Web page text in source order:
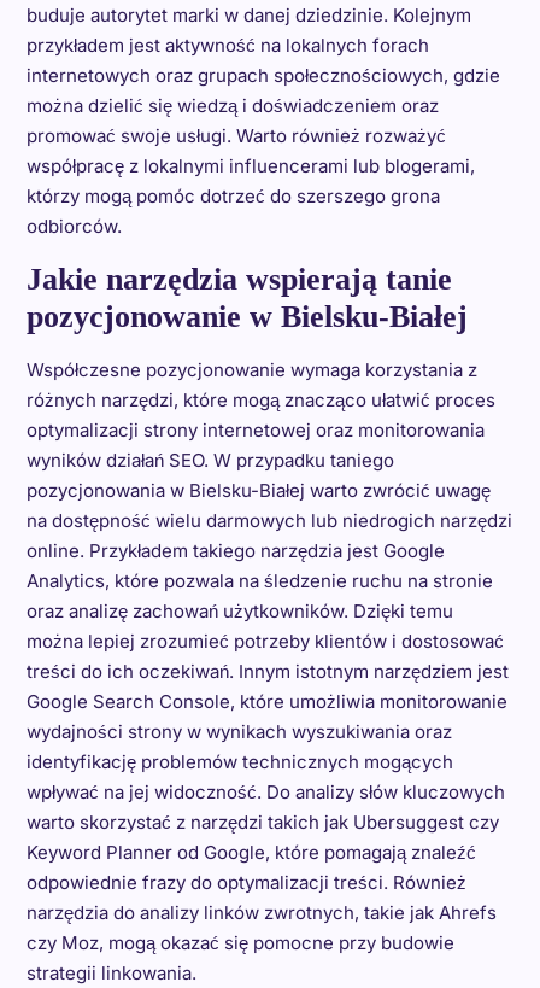
buduje autorytet marki w danej dziedzinie. Kolejnym
przykładem jest aktywność na lokalnych forach
internetowych oraz grupach społecznościowych, gdzie
można dzielić się wiedzą i doświadczeniem oraz
promować swoje usługi. Warto również rozważyć
współpracę z lokalnymi influencerami lub blogerami,
którzy mogą pomóc dotrzeć do szerszego grona
odbiorców.
Jakie narzędzia wspierają tanie
pozycjonowanie w Bielsku-Białej
Współczesne pozycjonowanie wymaga korzystania z
różnych narzędzi, które mogą znacząco ułatwić proces
optymalizacji strony internetowej oraz monitorowania
wyników działań SEO. W przypadku taniego
pozycjonowania w Bielsku-Białej warto zwrócić uwagę
na dostępność wielu darmowych lub niedrogich narzędzi
online. Przykładem takiego narzędzia jest Google
Analytics, które pozwala na śledzenie ruchu na stronie
oraz analizę zachowań użytkowników. Dzięki temu
można lepiej zrozumieć potrzeby klientów i dostosować
treści do ich oczekiwań. Innym istotnym narzędziem jest
Google Search Console, które umożliwia monitorowanie
wydajności strony w wynikach wyszukiwania oraz
identyfikację problemów technicznych mogących
wpływać na jej widoczność. Do analizy słów kluczowych
warto skorzystać z narzędzi takich jak Ubersuggest czy
Keyword Planner od Google, które pomagają znaleźć
odpowiednie frazy do optymalizacji treści. Również
narzędzia do analizy linków zwrotnych, takie jak Ahrefs
czy Moz, mogą okazać się pomocne przy budowie
strategii linkowania.